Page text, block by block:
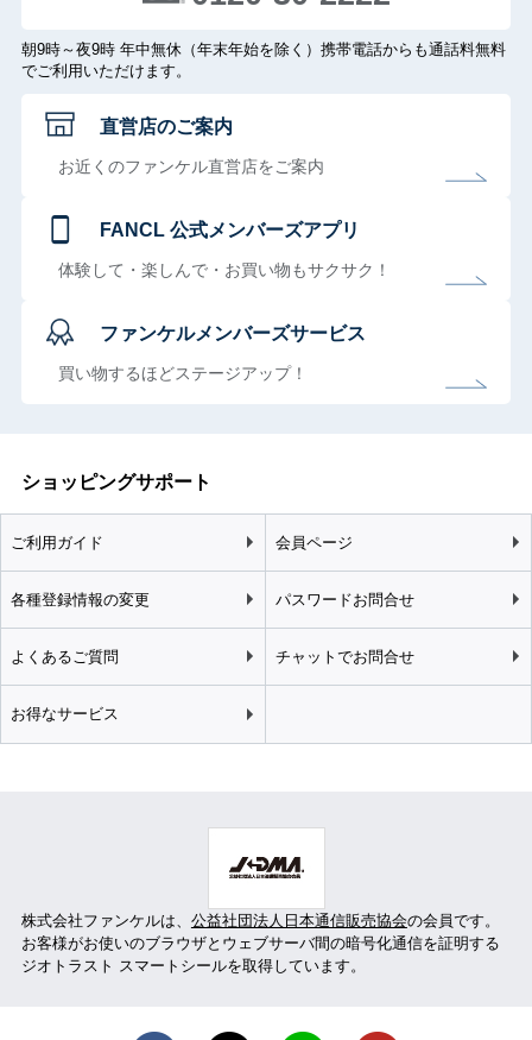
朝9時～夜9時 年中無休（年末年始を除く）携帯電話からも通話料無料
でご利用いただけます。
直営店のご案内
お近くのファンケル直営店をご案内
FANCL 公式メンバーズアプリ
体験して・楽しんで・お買い物もサクサク！
ファンケルメンバーズサービス
買い物するほどステージアップ！
ショッピングサポート
ご利用ガイド 会員ページ
各種登録情報の変更 パスワードお問合せ
よくあるご質問 チャットでお問合せ
お得なサービス
株式会社ファンケルは、 公益社団法人日本通信販売協会の会員です。
お客様がお使いのブラウザとウェブサーバ間の暗号化通信を証明する
ジオトラスト スマートシールを取得しています。